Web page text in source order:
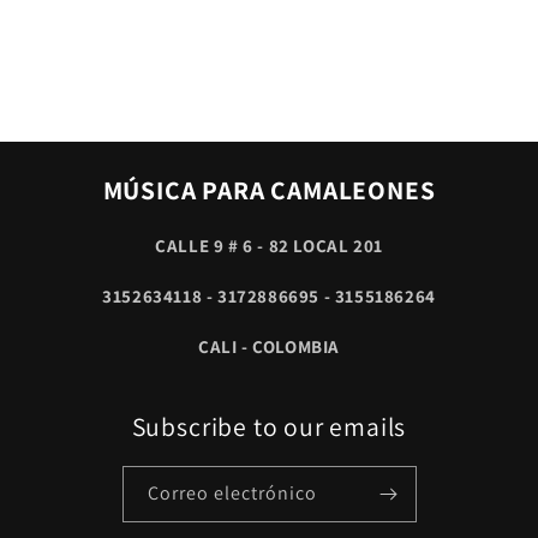
MÚSICA PARA CAMALEONES
CALLE 9 # 6 - 82 LOCAL 201
3152634118 - 3172886695 - 3155186264
CALI - COLOMBIA
Subscribe to our emails
Correo electrónico